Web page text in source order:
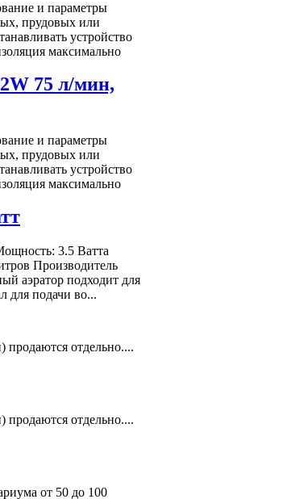
и параметры
прудовых или
устройство
максимально
75 л/мин,
и параметры
прудовых или
устройство
максимально
3.5 Ватта
Производитель
аэратор подходит для
для подачи во...
отдельно....
отдельно....
от 50 до 100